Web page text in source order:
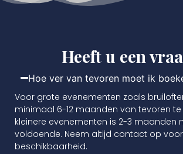
Heeft u een
Hoe ver van tevoren moet ik
Voor grote evenementen zoals
minimaal 6-12 maanden van tevoren
kleinere evenementen is 2-3 maanden
voldoende. Neem altijd contact op
beschikbaarheid.